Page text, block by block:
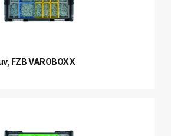
FZB VAROBOXX